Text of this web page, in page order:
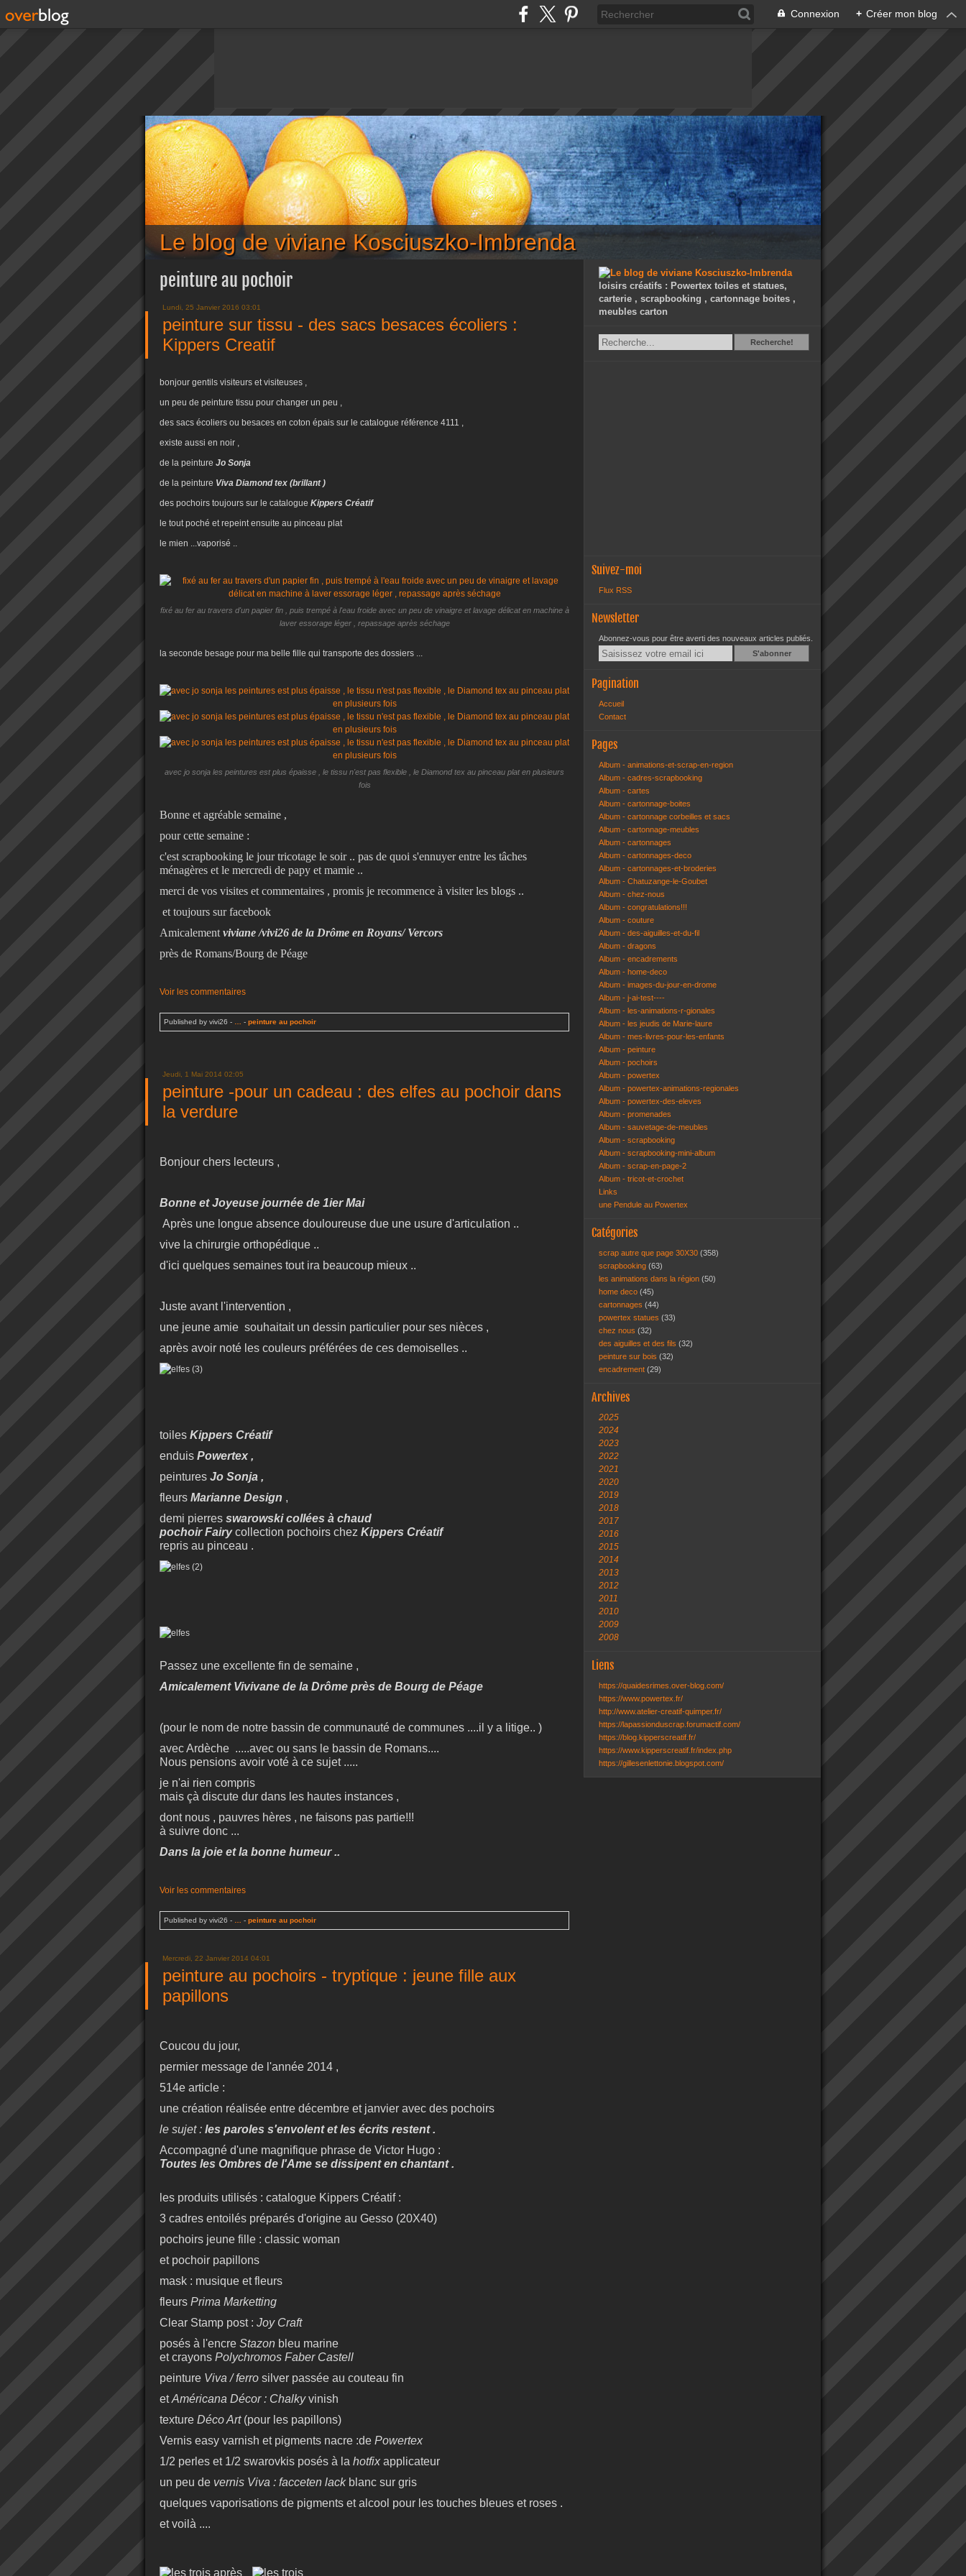
Connexion + Créer mon blog
Le blog de viviane Kosciuszko-Imbrenda
peinture au pochoir
Lundi, 25 Janvier 2016 03:01
peinture sur tissu - des sacs besaces écoliers :
Kippers Creatif
bonjour gentils visiteurs et visiteuses ,
un peu de peinture tissu pour changer un peu ,
des sacs écoliers ou besaces en coton épais sur le catalogue référence 4111 ,
existe aussi en noir ,
de la peinture Jo Sonja
de la peinture Viva Diamond tex (brillant )
des pochoirs toujours sur le catalogue Kippers Créatif
le tout poché et repeint ensuite au pinceau plat
le mien ...vaporisé ..
fixé au fer au travers d'un papier fin , puis trempé à l'eau froide avec un peu de vinaigre et lavage délicat en machine à
laver essorage léger , repassage après séchage
la seconde besage pour ma belle fille qui transporte des dossiers ...
avec jo sonja les peintures est plus épaisse , le tissu n'est pas flexible , le Diamond tex au pinceau plat en plusieurs
fois
Bonne et agréable semaine ,
pour cette semaine :
c'est scrapbooking le jour tricotage le soir .. pas de quoi s'ennuyer entre les tâches
ménagères et le mercredi de papy et mamie ..
merci de vos visites et commentaires , promis je recommence à visiter les blogs ..
et toujours sur facebook
Amicalement viviane /vivi26 de la Drôme en Royans/ Vercors
près de Romans/Bourg de Péage
Voir les commentaires
Published by vivi26 - - peinture au pochoir
Jeudi, 1 Mai 2014 02:05
peinture -pour un cadeau : des elfes au pochoir dans
la verdure
Bonjour chers lecteurs ,
Bonne et Joyeuse journée de 1ier Mai
Après une longue absence douloureuse due une usure d'articulation ..
vive la chirurgie orthopédique ..
d'ici quelques semaines tout ira beaucoup mieux ..
Juste avant l'intervention ,
une jeune amie souhaitait un dessin particulier pour ses nièces ,
après avoir noté les couleurs préférées de ces demoiselles ..
toiles Kippers Créatif
enduis Powertex ,
peintures Jo Sonja ,
fleurs Marianne Design ,
demi pierres swarowski collées à chaud
pochoir Fairycollection pochoirs chez Kippers Créatif
repris au pinceau .
Passez une excellente fin de semaine ,
Amicalement Vivivane de la Drôme près de Bourg de Péage
(pour le nom de notre bassin de communauté de communes ....il y a litige.. )
avec Ardèche .....avec ou sans le bassin de Romans....
Nous pensions avoir voté à ce sujet .....
je n'ai rien compris
mais çà discute dur dans les hautes instances ,
dont nous , pauvres hères , ne faisons pas partie!!!
à suivre donc ...
Dans la joie et la bonne humeur ..
Voir les commentaires
Published by vivi26 - - peinture au pochoir
Mercredi, 22 Janvier 2014 04:01
peinture au pochoirs - tryptique : jeune fille aux
papillons
Coucou du jour,
permier message de l'année 2014 ,
514e article :
une création réalisée entre décembre et janvier avec des pochoirs
le sujet : les paroles s'envolent et les écrits restent .
Accompagné d'une magnifique phrase de Victor Hugo :
Toutes les Ombres de l'Ame se dissipent en chantant .
les produits utilisés : catalogue Kippers Créatif :
3 cadres entoilés préparés d'origine au Gesso (20X40)
pochoirs jeune fille : classic woman
et pochoir papillons
mask : musique et fleurs
fleurs Prima Marketting
Clear Stamp post : Joy Craft
posés à l'encre Stazon bleu marine
et crayons Polychromos Faber Castell
peinture Viva / ferro silver passée au couteau fin
etAméricana Décor : Chalkyvinish
texture Déco Art(pour les papillons)
Vernis easy varnish et pigments nacre :de Powertex
1/2 perles et 1/2 swarovkis posés à la hotfix applicateur
un peu de vernis Viva : facceten lackblanc sur gris
quelques vaporisations de pigments et alcool pour les touches bleues et roses .
et voilà ....
loisirs créatifs : Powertex toiles et statues,
carterie , scrapbooking , cartonnage boites ,
meubles carton
RechercheRecherche!
Suivez-moi
Flux RSS
Newsletter
Abonnez-vous pour être averti des nouveaux articles publiés.
Email
Pagination
Accueil
Contact
Pages
Album - animations-et-scrap-en-region
Album - cadres-scrapbooking
Album - cartes
Album - cartonnage-boites
Album - cartonnage corbeilles et sacs
Album - cartonnage-meubles
Album - cartonnages
Album - cartonnages-deco
Album - cartonnages-et-broderies
Album - Chatuzange-le-Goubet
Album - chez-nous
Album - congratulations!!!
Album - couture
Album - des-aiguilles-et-du-fil
Album - dragons
Album - encadrements
Album - home-deco
Album - images-du-jour-en-drome
Album - j-ai-test----
Album - les-animations-r-gionales
Album - les jeudis de Marie-laure
Album - mes-livres-pour-les-enfants
Album - peinture
Album - pochoirs
Album - powertex
Album - powertex-animations-regionales
Album - powertex-des-eleves
Album - promenades
Album - sauvetage-de-meubles
Album - scrapbooking
Album - scrapbooking-mini-album
Album - scrap-en-page-2
Album - tricot-et-crochet
Links
une Pendule au Powertex
Catégories
scrap autre que page 30X30 (358)
scrapbooking (63)
les animations dans la région (50)
home deco (45)
cartonnages (44)
powertex statues (33)
chez nous (32)
des aiguilles et des fils (32)
peinture sur bois (32)
encadrement (29)
Archives
2025
2024
2023
2022
2021
2020
2019
2018
2017
2016
2015
2014
2013
2012
2011
2010
2009
2008
Liens
https://quaidesrimes.over-blog.com/
https://www.powertex.fr/
http://www.atelier-creatif-quimper.fr/
https://lapassionduscrap.forumactif.com/
https://blog.kipperscreatif.fr/
https://www.kipperscreatif.fr/index.php
https://gillesenlettonie.blogspot.com/